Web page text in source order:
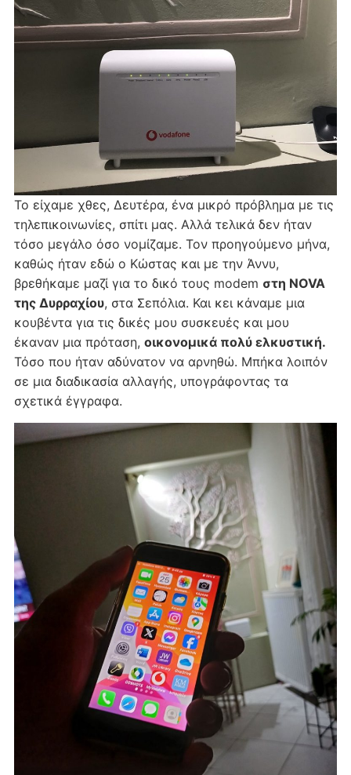
Το είχαμε χθες, Δευτέρα, ένα μικρό πρόβλημα με τις
τηλεπικοινωνίες, σπίτι μας. Αλλά τελικά δεν ήταν
τόσο μεγάλο όσο νομίζαμε. Τον προηγούμενο μήνα,
καθώς ήταν εδώ ο Κώστας και με την Άννυ,
βρεθήκαμε μαζί για το δικό τους modem στη NOVA
της Δυρραχίου, στα Σεπόλια. Και κει κάναμε μια
κουβέντα για τις δικές μου συσκευές και μου
έκαναν μια πρόταση, οικονομικά πολύ ελκυστική.
Τόσο που ήταν αδύνατον να αρνηθώ. Μπήκα λοιπόν
σε μια διαδικασία αλλαγής, υπογράφοντας τα
σχετικά έγγραφα.